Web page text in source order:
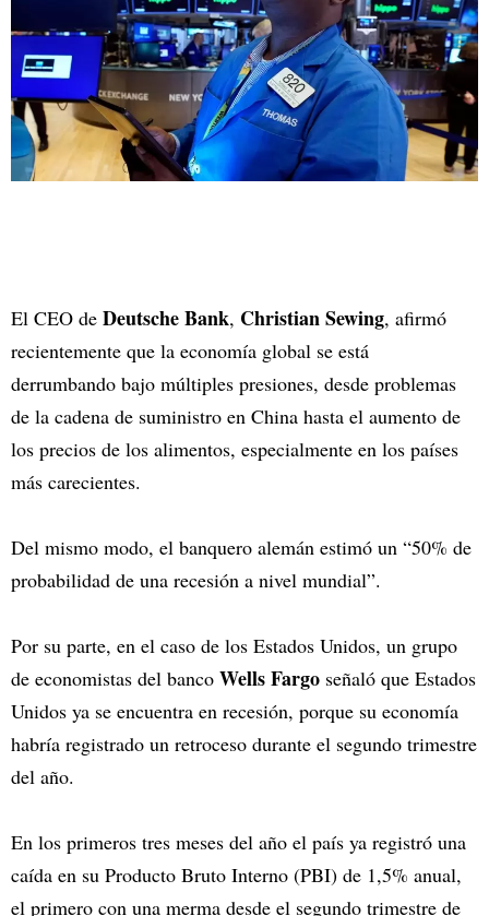
El CEO de Deutsche Bank, Christian Sewing, afirmó
recientemente que la economía global se está
derrumbando bajo múltiples presiones, desde problemas
de la cadena de suministro en China hasta el aumento de
los precios de los alimentos, especialmente en los países
más carecientes.
Del mismo modo, el banquero alemán estimó un “50% de
probabilidad de una recesión a nivel mundial”.
Por su parte, en el caso de los Estados Unidos, un grupo
de economistas del banco Wells Fargo señaló que Estados
Unidos ya se encuentra en recesión, porque su economía
habría registrado un retroceso durante el segundo trimestre
del año.
En los primeros tres meses del año el país ya registró una
caída en su Producto Bruto Interno (PBI) de 1,5% anual,
el primero con una merma desde el segundo trimestre de